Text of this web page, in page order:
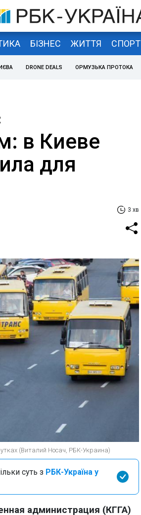
БІЗНЕС ЖИТТЯ СПОРТ
DRONE DEALS ОРМУЗЬКА ПРОТОКА
в Киеве
для
3 хв
(Виталий Носач, РБК-Украина)
суть з РБК-Україна у
администрация (КГГА)